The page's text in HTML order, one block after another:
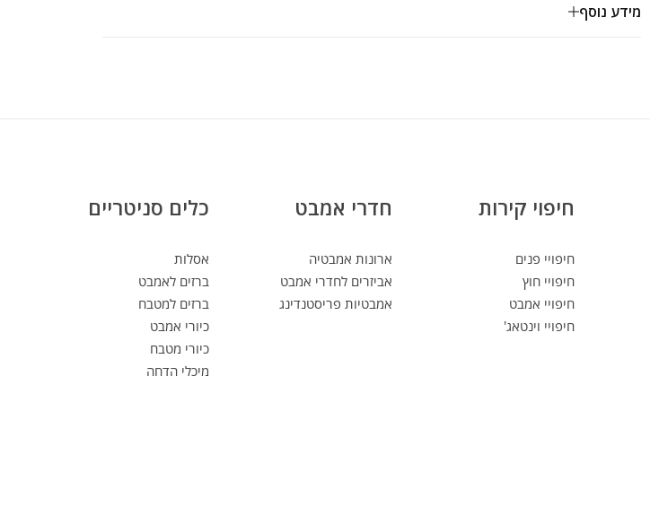
מידע נוסף
חיפוי קירות
חיפויי פנים
חיפויי חוץ
חיפויי אמבט
חיפויי וינטאג'
חדרי אמבט
ארונות אמבטיה
אביזרים לחדרי אמבט
אמבטיות פריסטנדינג
כלים סניטריים
אסלות
ברזים לאמבט
ברזים למטבח
כיורי אמבט
כיורי מטבח
מיכלי הדחה